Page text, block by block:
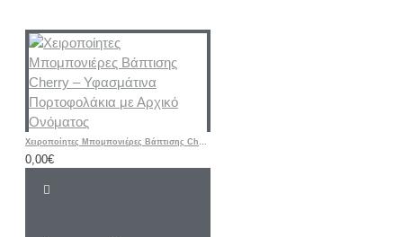
Χειροποίητες Μπομπονιέρες Βάπτισης Cherry – Υφασμάτινα Πορτοφολάκια με Αρχικό Ονόματος
0,00€